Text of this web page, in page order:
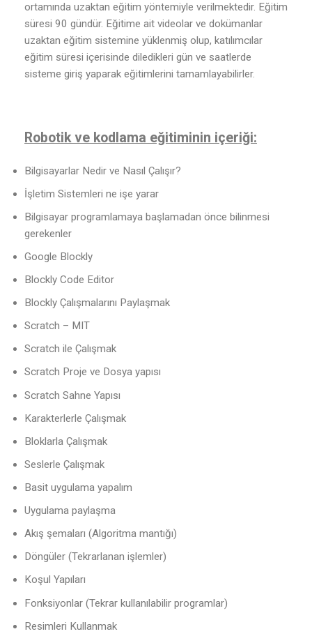
ortamında uzaktan eğitim yöntemiyle verilmektedir. Eğitim
süresi 90 gündür. Eğitime ait videolar ve dokümanlar
uzaktan eğitim sistemine yüklenmiş olup, katılımcılar
eğitim süresi içerisinde diledikleri gün ve saatlerde
sisteme giriş yaparak eğitimlerini tamamlayabilirler.
Robotik ve kodlama eğitiminin içeriği:
Bilgisayarlar Nedir ve Nasıl Çalışır?
İşletim Sistemleri ne işe yarar
Bilgisayar programlamaya başlamadan önce bilinmesi
gerekenler
Google Blockly
Blockly Code Editor
Blockly Çalışmalarını Paylaşmak
Scratch – MIT
Scratch ile Çalışmak
Scratch Proje ve Dosya yapısı
Scratch Sahne Yapısı
Karakterlerle Çalışmak
Bloklarla Çalışmak
Seslerle Çalışmak
Basit uygulama yapalım
Uygulama paylaşma
Akış şemaları (Algoritma mantığı)
Döngüler (Tekrarlanan işlemler)
Koşul Yapıları
Fonksiyonlar (Tekrar kullanılabilir programlar)
Resimleri Kullanmak